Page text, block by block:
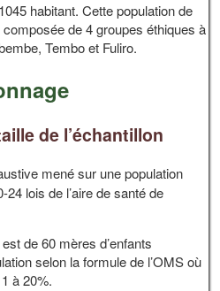
habitant. Cette population de
composée de 4 groupes éthiques à
Tembo et Fuliro.
de l’échantillon
mené sur une population
lois de l’aire de santé de
de 60 mères d’enfants
selon la formule de l’OMS où
à 20%.